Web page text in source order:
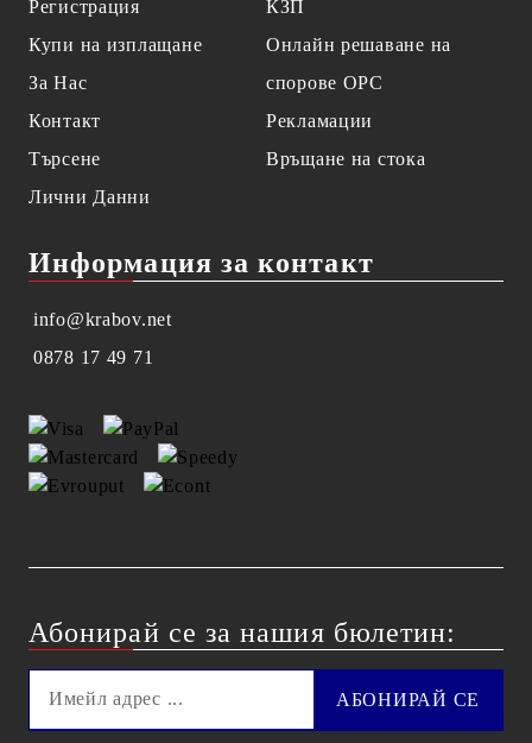
Регистрация
Купи на изплащане
За Нас
Контакт
Търсене
Лични Данни
КЗП
Онлайн решаване на
спорове OPC
Рекламации
Връщане на стока
Информация за контакт
info@krabov.net
0878 17 49 71
Абонирай се за нашия бюлетин: